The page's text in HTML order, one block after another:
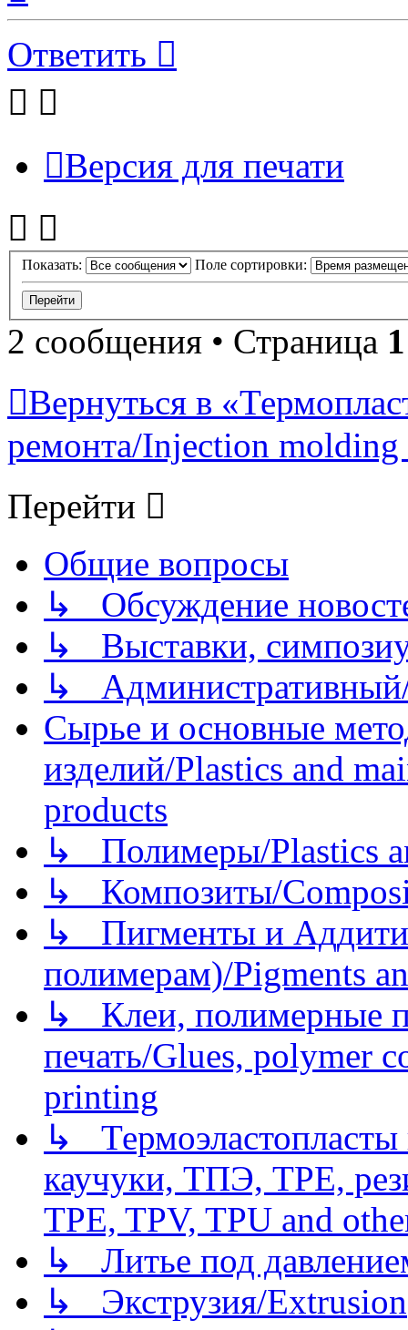
Ответить
Версия для печати
Показать: Поле сортировки:
2 сообщения • Страница 1
Вернуться в
ремонта/Injection molding
Перейти
Общие вопросы
↳ Обсуждение
↳ Выставки,
↳
Сырье и основные
изделий/Plastics and
products
↳ Полимеры/Plastics
↳ Композиты/
↳ Пигменты и
полимерам)/Pigments
↳ Клеи, полимерные
печать/Glues, polymer
printing
↳
каучуки, ТПЭ, TPE,
TPE, TPV, TPU and
↳ Литье под
↳ Экструзия/Extrusion